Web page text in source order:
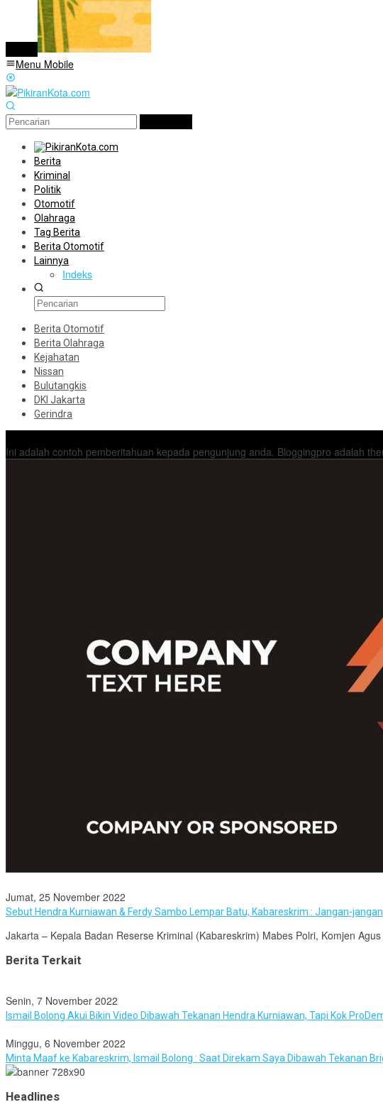
Menu Mobile
Berita
Kriminal
Politik
Otomotif
Olahraga
Tag Berita
Berita Otomotif
Lainnya
Indeks
Berita Otomotif
Berita Olahraga
Kejahatan
Nissan
Bulutangkis
DKI Jakarta
Gerindra
Ini adalah contoh pemberitahuan kepada pengunjung anda. Bloggingpro adalah
Jumat, 25 November 2022
Sebut Hendra Kurniawan & Ferdy Sambo Lempar Batu, Kabareskrim : Jangan-
Jakarta – Kepala Badan Reserse Kriminal (Kabareskrim) Mabes Polri, Komjen
Berita Terkait
Senin, 7 November 2022
Ismail Bolong Akui Bikin Video Dibawah Tekanan Hendra Kurniawan, Tapi Kok
Minggu, 6 November 2022
Minta Maaf ke Kabareskrim, Ismail Bolong : Saat Direkam Saya Dibawah Tekanan
Headlines